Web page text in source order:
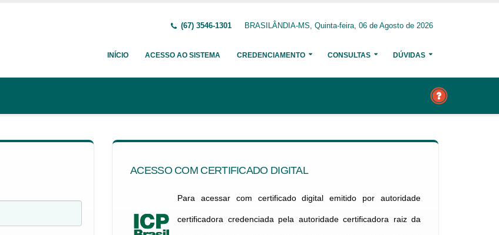
(67) 3546-1301 BRASILÂNDIA-MS, Quinta-feira, 06 de Agosto de 2026
INÍCIO ACESSO AO SISTEMA CREDENCIAMENTO CONSULTAS DÚVIDAS
ACESSO COM CERTIFICADO DIGITAL
Para acessar com certificado digital emitido por autoridade
certificadora credenciada pela autoridade certificadora raiz da